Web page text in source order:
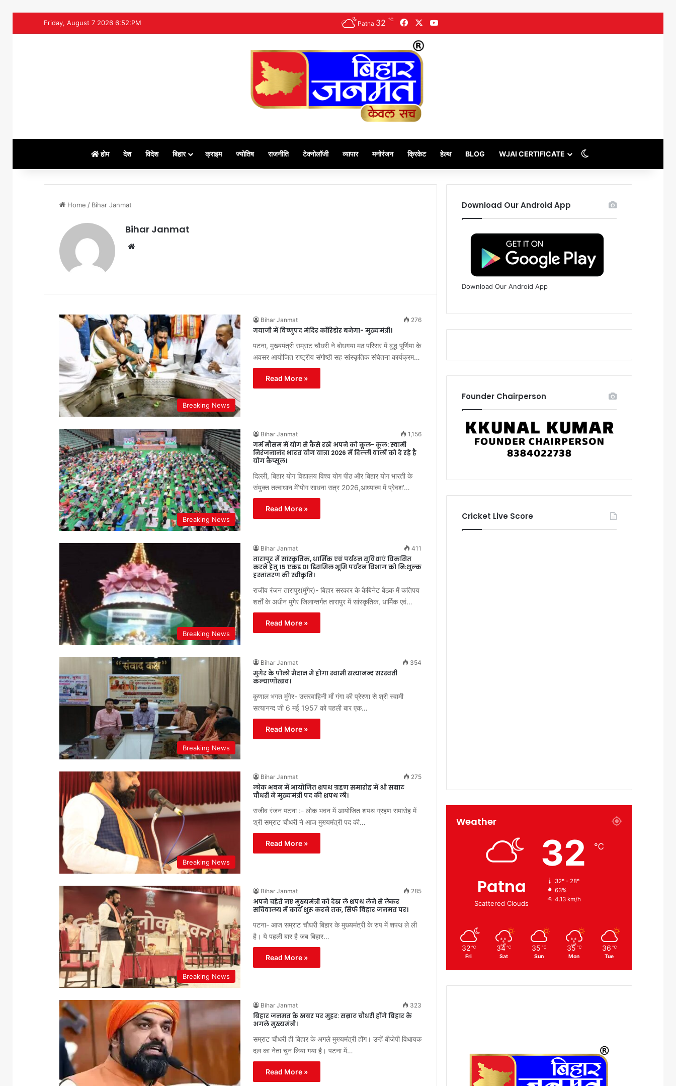
Friday, August 7 2026 6:52:PM Patna 32 ℃ Facebook
होम देश विदेश बिहार क्राइम ज्योतिष राजनीति टेक्नोलॉजी व्यापार मनोरंजन क्रिकेट हेल्थ BLOG WJAI CERTIFICATE
Home / Bihar Janmat
Bihar Janmat
Breaking News
Bihar Janmat 276
गयाजी में विष्णुपद मंदिर कॉरिडोर बनेगा- मुख्यमंत्री।
पटना, मुख्यमंत्री सम्राट चौधरी ने बोधगया मठ परिसर में बुद्ध पूर्णिमा के
अवसर आयोजित राष्ट्रीय संगोष्ठी सह सांस्कृतिक संचेतना कार्यक्रम…
Read More »
Breaking News
Bihar Janmat 1,156
गर्म मौसम में योग से कैसे रखे अपने को कूल- कूल: स्वामी
निरंजनानंद भारत योग यात्रा 2026 में दिल्ली वालों को दे रहे है
योग कैप्सूल।
दिल्ली, बिहार योग विद्यालय विश्व योग पीठ और बिहार योग भारती के
संयुक्त तत्वाधान में’योग साधना सत्र 2026,आध्यात्म में प्रेवश’…
Read More »
Breaking News
Bihar Janmat 411
तारापुर में सांस्कृतिक, धार्मिक एवं पर्यटन सुविधाएं विकसित
करने हेतु 15 एकड़ 01 डिसमिल भूमि पर्यटन विभाग को निःशुल्क
हस्तांतरण की स्वीकृति।
राजीव रंजन तारापुर(मुंगेर)- बिहार सरकार के कैबिनेट बैठक में कतिपय
शर्तों के अधीन मुंगेर जिलान्तर्गत तारापुर में सांस्कृतिक, धार्मिक एवं…
Read More »
Breaking News
Bihar Janmat 354
मुंगेर के पोलो मैदान में होगा स्वामी सत्यानन्द सरस्वती
कल्याणोत्सव।
कुणाल भगत मुंगेर- उत्तरवाहिनी माँ गंगा की प्रेरणा से श्री स्वामी
सत्यानन्द जी 6 मई 1957 को पहली बार एक…
Read More »
Breaking News
Bihar Janmat 275
लोक भवन में आयोजित शपथ ग्रहण समारोह में श्री सम्राट
चौधरी ने मुख्यमंत्री पद की शपथ ली।
राजीव रंजन पटना :- लोक भवन में आयोजित शपथ ग्रहण समारोह में
श्री सम्राट चौधरी ने आज मुख्यमंत्री पद की…
Read More »
Breaking News
Bihar Janmat 285
अपने चहेते नए मुख्यमंत्री को देख ले शपथ लेने से लेकर
सचिवालय में कार्य शुरू करने तक, सिर्फ बिहार जनमत पर।
पटना- आज सम्राट चौधरी बिहार के मुख्यमंत्री के रुप में शपथ ले ली
है। ये पहली बार है जब बिहार…
Read More »
Bihar Janmat 323
बिहार जनमत के खबर पर मुहर: सम्राट चौधरी होंगे बिहार के
अगले मुख्यमंत्री।
सम्राट चौधरी ही बिहार के अगले मुख्यमंत्री होंग। उन्हें बीजेपी विधायक
दल का नेता चुन लिया गया है। पटना में…
Read More »
Download Our Android App
Download Our Android App
Founder Chairperson
Cricket Live Score
Weather
Patna
Scattered Clouds
32 ℃
32º - 28º
63%
4.13 km/h
32 ℃
Fri
34 ℃
Sat
35 ℃
Sun
35 ℃
Mon
36 ℃
Tue